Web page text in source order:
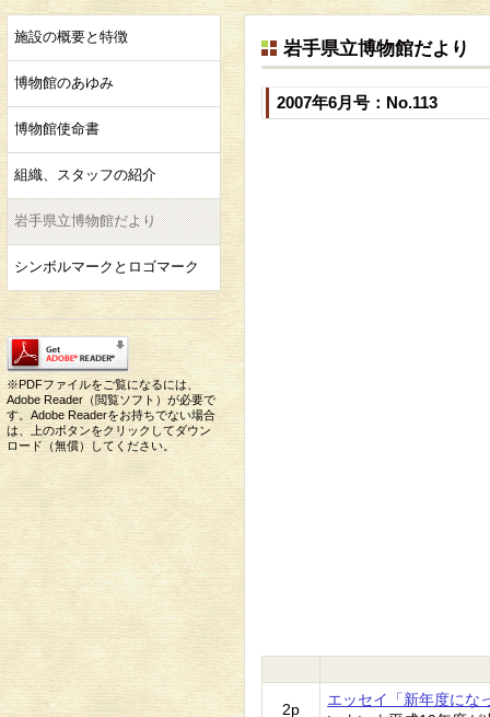
施設の概要と特徴
博物館のあゆみ
博物館使命書
組織、スタッフの紹介
岩手県立博物館だより
シンボルマークとロゴマーク
※PDFファイルをご覧になるには、
Adobe Reader（閲覧ソフト）が必要で
す。Adobe Readerをお持ちでない場合
は、上のボタンをクリックしてダウン
ロード（無償）してください。
岩手県立博物館だより
2007年6月号：No.113
2p
エッセイ「新年度にな